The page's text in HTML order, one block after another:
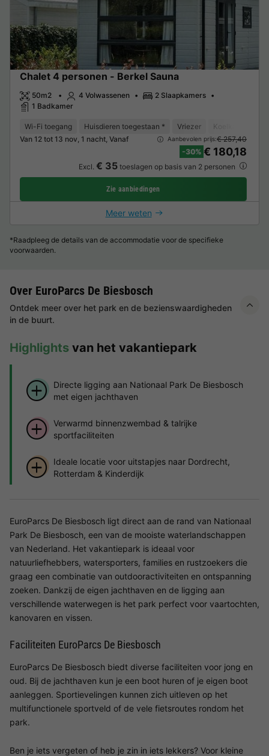
Chalet 4 personen - Berkel Sauna
50m2 4 Volwassenen
2 Slaapkamers
1 Badkamer
Wi-Fi toegang Huisdieren toegestaan * Vriezer Koelkast
Van 12 tot 13 nov, 1 nacht, Vanaf
Aanbevolen prijs:€ 257,40
-30% € 180,18
Excl. € 35toeslagen op basis van 2 personen
Zie aanbiedingen
Meer weten
*Raadpleeg de details van de accommodatie voor de specifieke
voorwaarden.
Over EuroParcs De Biesbosch
Ontdek meer over het park en de bezienswaardigheden
in de buurt.
Highlights van het vakantiepark
Directe ligging aan Nationaal Park De Biesbosch
met eigen jachthaven
Verwarmd binnenzwembad & talrijke
sportfaciliteiten
Ideale locatie voor uitstapjes naar Dordrecht,
Rotterdam & Kinderdijk
EuroParcs De Biesbosch ligt direct aan de rand van Nationaal
Park De Biesbosch, een van de mooiste waterlandschappen
van Nederland. Het vakantiepark is ideaal voor
natuurliefhebbers, watersporters, families en rustzoekers die
graag een combinatie van outdooractiviteiten en ontspanning
zoeken. Dankzij de eigen jachthaven en de ligging aan
verschillende waterwegen is het park perfect voor vaartochten,
kanovaren en vissen.
Faciliteiten EuroParcs De Biesbosch
EuroParcs De Biesbosch biedt diverse faciliteiten voor jong en
oud. Bij de jachthaven kun je een boot huren of je eigen boot
aanleggen. Sportievelingen kunnen zich uitleven op het
multifunctionele sportveld of de vele fietsroutes rondom het
park.
Ben je iets vergeten of heb je zin in iets lekkers? Voor kleine